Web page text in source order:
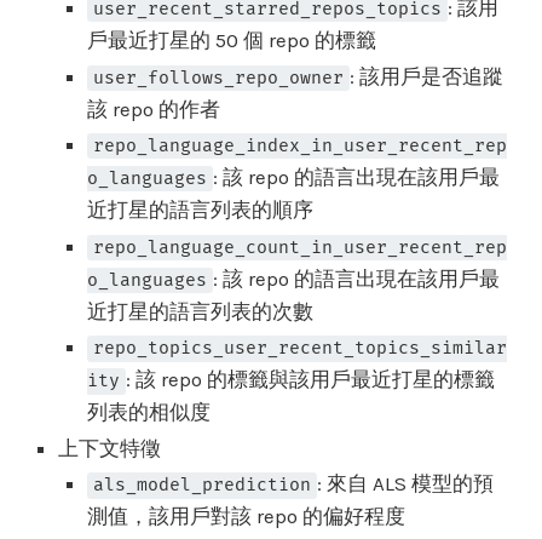
user_recent_starred_repos_topics : 該用
戶最近打星的 50 個 repo 的標籤
user_follows_repo_owner : 該用戶是否追蹤
該 repo 的作者
repo_language_index_in_user_recent_rep
o_languages : 該 repo 的語言出現在該用戶最
近打星的語言列表的順序
repo_language_count_in_user_recent_rep
o_languages : 該 repo 的語言出現在該用戶最
近打星的語言列表的次數
repo_topics_user_recent_topics_similar
ity : 該 repo 的標籤與該用戶最近打星的標籤
列表的相似度
上下文特徵
als_model_prediction : 來自 ALS 模型的預
測值，該用戶對該 repo 的偏好程度